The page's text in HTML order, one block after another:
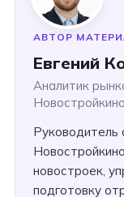
АВТОР
Евгений
Аналитик
Новостройкино
Руководитель
новостроек,
подготовку